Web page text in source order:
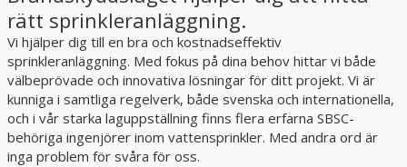
rätt sprinkleranläggning.
Vi hjälper dig till en bra och kostnadseffektiv
sprinkleranläggning. Med fokus på dina behov hittar vi både
välbeprövade och innovativa lösningar för ditt projekt. Vi är
kunniga i samtliga regelverk, både svenska och internationella,
och i vår starka laguppställning finns flera erfarna SBSC-
behöriga ingenjörer inom vattensprinkler. Med andra ord är
inga problem för svåra för oss.